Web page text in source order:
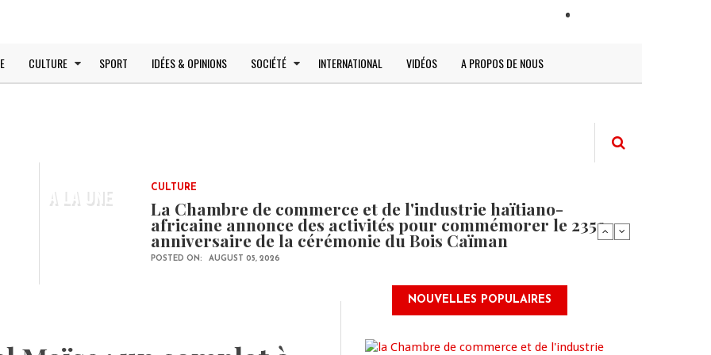
CULTURE SPORT IDÉES & OPINIONS SOCIÉTÉ INTERNATIONAL VIDÉOS A PROPOS DE NOUS
A LA UNE CULTURE
La Chambre de commerce et de l'industrie haïtiano-
africaine annonce des activités pour commémorer le 235e
anniversaire de la cérémonie du Bois Caïman
POSTED ON: AUGUST 05, 2026
NOUVELLES POPULAIRES